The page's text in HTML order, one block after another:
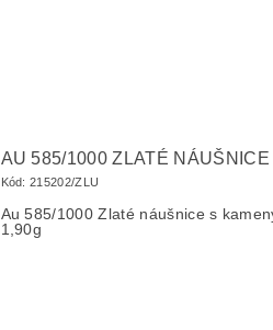
AU 585/1000 ZLATÉ NÁUŠNICE
Kód:215202/ZLU
Au 585/1000 Zlaté náušnice s
1,90g